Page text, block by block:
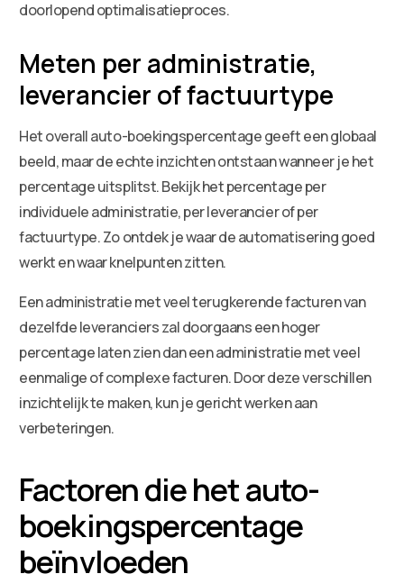
doorlopend optimalisatieproces.
Meten per administratie,
leverancier of factuurtype
Het overall auto-boekingspercentage geeft een globaal
beeld, maar de echte inzichten ontstaan wanneer je het
percentage uitsplitst. Bekijk het percentage per
individuele administratie, per leverancier of per
factuurtype. Zo ontdek je waar de automatisering goed
werkt en waar knelpunten zitten.
Een administratie met veel terugkerende facturen van
dezelfde leveranciers zal doorgaans een hoger
percentage laten zien dan een administratie met veel
eenmalige of complexe facturen. Door deze verschillen
inzichtelijk te maken, kun je gericht werken aan
verbeteringen.
Factoren die het auto-
boekingspercentage
beïnvloeden